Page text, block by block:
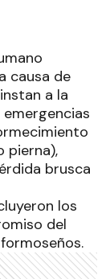
causa de
a la
pierna),
brusca
los
del